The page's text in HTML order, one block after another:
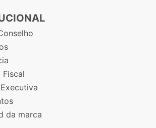
Fiscal
da marca